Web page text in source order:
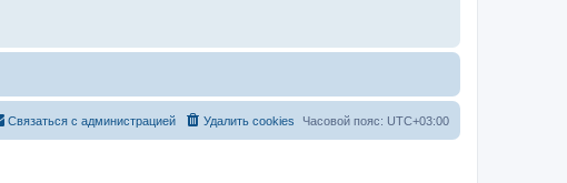
Часовой пояс: UTC+03:00
Удалить cookies
Связаться с администрацией